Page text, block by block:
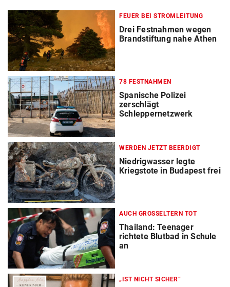
FEUER BEI STROMLEITUNG
Drei Festnahmen wegen
Brandstiftung nahe Athen
78 FESTNAHMEN
Spanische Polizei
zerschlägt
Schleppernetzwerk
WERDEN JETZT BEERDIGT
Niedrigwasser legte
Kriegstote in Budapest frei
AUCH GROSSELTERN TOT
Thailand: Teenager
richtete Blutbad in Schule
an
„IST NICHT SICHER“